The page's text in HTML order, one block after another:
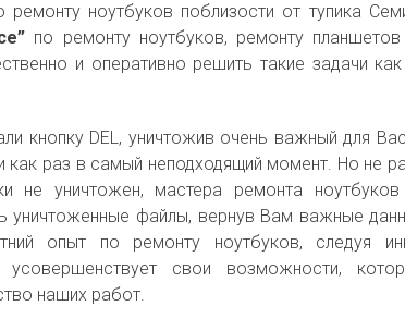
ремонту ноутбуков поблизости от тупика
по ремонту ноутбуков, ремонту
и оперативно решить такие задачи как
кнопку DEL, уничтожив очень важный для
раз в самый неподходящий момент. Но не
не уничтожен, мастера ремонта ноутбуков
уничтоженные файлы, вернув Вам важные
опыт по ремонту ноутбуков, следуя
свои возможности,
наших работ.